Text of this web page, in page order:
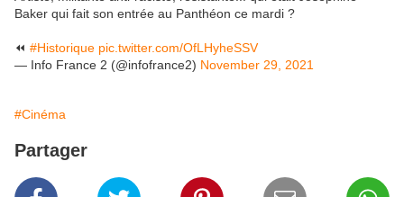
Baker qui fait son entrée au Panthéon ce mardi ?
⏪ #Historique pic.twitter.com/OfLHyheSSV
— Info France 2 (@infofrance2) November 29, 2021
#Cinéma
Partager